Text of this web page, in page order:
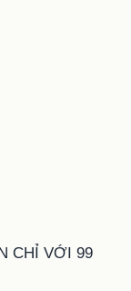
CHỈ VỚI 99